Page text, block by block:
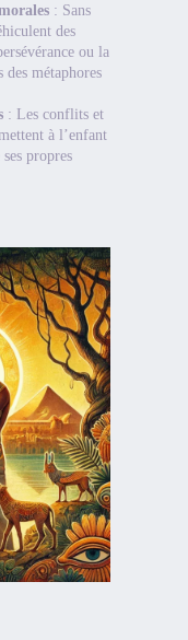
: Sans
des
ou la
des métaphores
: Les conflits et
à l’enfant
propres